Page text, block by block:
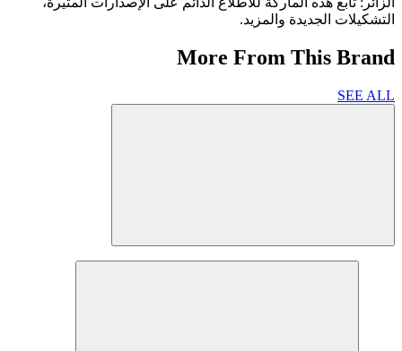
التشكيلات الجديدة والمزيد.
More From This Brand
SEE ALL